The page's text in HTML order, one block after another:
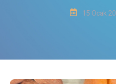
15 Ocak